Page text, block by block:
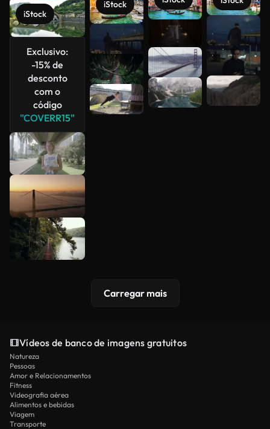
iStock
Exclusivo:
-15% de
desconto
com o
código
"COVERR15"
iStock
Veja mais
Carregar mais
Vídeos de banco de imagens gratuitos
Natureza
Pessoas
Amor e Relacionamentos
Fitness
Videografia aérea
Alimentos e bebidas
Viagem
Transporte